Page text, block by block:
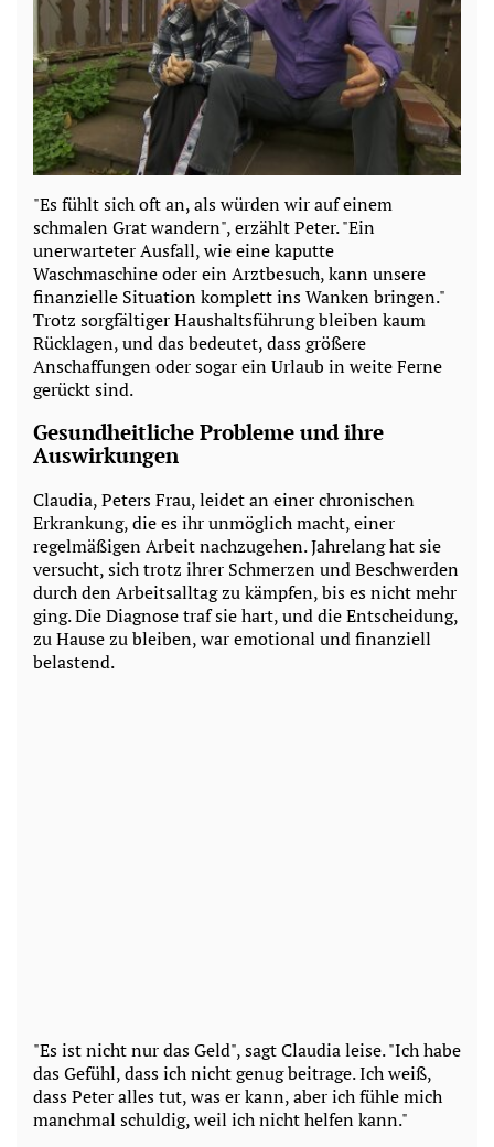
"Es fühlt sich oft an, als würden wir auf einem
schmalen Grat wandern", erzählt Peter. "Ein
unerwarteter Ausfall, wie eine kaputte
Waschmaschine oder ein Arztbesuch, kann unsere
finanzielle Situation komplett ins Wanken bringen."
Trotz sorgfältiger Haushaltsführung bleiben kaum
Rücklagen, und das bedeutet, dass größere
Anschaffungen oder sogar ein Urlaub in weite Ferne
gerückt sind.
Gesundheitliche Probleme und ihre
Auswirkungen
Claudia, Peters Frau, leidet an einer chronischen
Erkrankung, die es ihr unmöglich macht, einer
regelmäßigen Arbeit nachzugehen. Jahrelang hat sie
versucht, sich trotz ihrer Schmerzen und Beschwerden
durch den Arbeitsalltag zu kämpfen, bis es nicht mehr
ging. Die Diagnose traf sie hart, und die Entscheidung,
zu Hause zu bleiben, war emotional und finanziell
belastend.
"Es ist nicht nur das Geld", sagt Claudia leise. "Ich habe
das Gefühl, dass ich nicht genug beitrage. Ich weiß,
dass Peter alles tut, was er kann, aber ich fühle mich
manchmal schuldig, weil ich nicht helfen kann."